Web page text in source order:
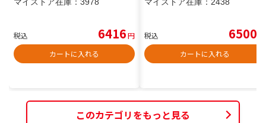
マイストア在庫： 3978
税込 6416円
カートに入れる
マイストア在庫： 2438
税込 6500
カートに入れる
このカテゴリをもっと見る